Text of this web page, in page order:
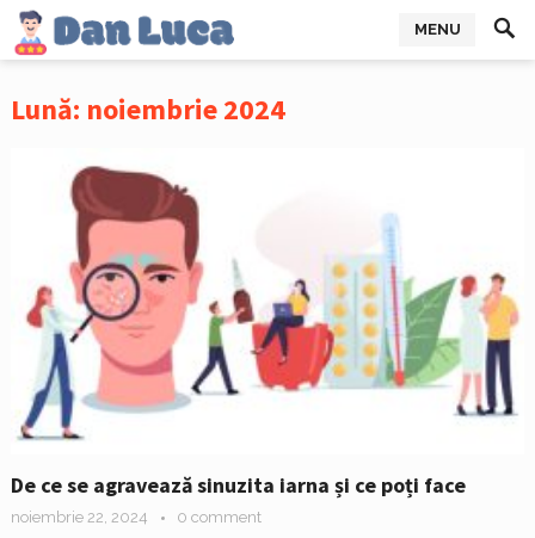
MENU
Lună: noiembrie 2024
De ce se agravează sinuzita iarna și ce poți face
noiembrie 22, 2024 0 comment